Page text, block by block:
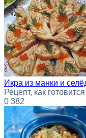
Икра из манки и
Рецепт, как
0 382